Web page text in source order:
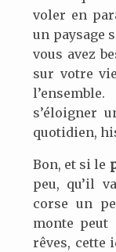
voler en
un paysage
vous avez
sur votre
s’éloigner
quotidien,
Bon, et si le
peu, qu’il
corse un
monte peut
rêves, cette